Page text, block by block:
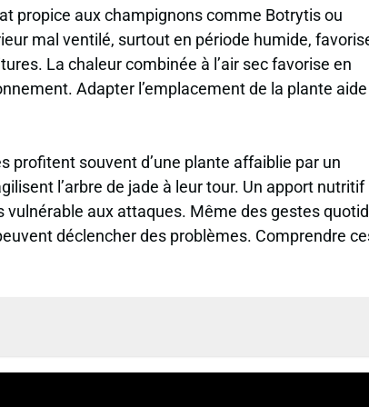
propice aux champignons comme Botrytis ou
mal ventilé, surtout en période humide,
La chaleur combinée à l’air sec favorise en
Adapter l’emplacement de la plante aide
profitent souvent d’une plante affaiblie par un
l’arbre de jade à leur tour. Un apport nutritif
aux attaques. Même des gestes
déclencher des problèmes. Comprendre